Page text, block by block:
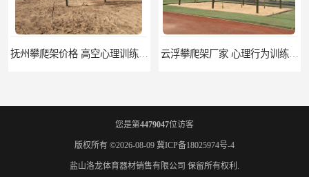
濮阳攀爬架价格 训练攀爬架 批发价格
您是第4479047位访客
版权所有 ©2026-08-09 冀ICP备18025974号-4
盐山洛龙体育器材销售有限公司 保留所有权利.